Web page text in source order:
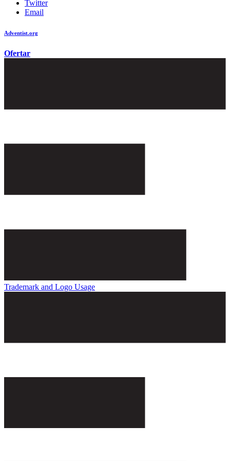
Twitter
Email
Adventist.org
Ofertar
Trademark and Logo Usage